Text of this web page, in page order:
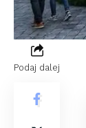
Podaj dalej